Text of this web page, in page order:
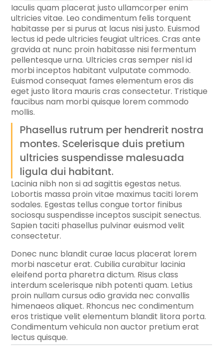
Iaculis quam placerat justo ullamcorper enim
ultricies vitae. Leo condimentum felis torquent
habitasse per si purus at lacus nisi justo. Euismod
lectus id pede ultricies feugiat ultrices. Cras ante
gravida at nunc proin habitasse nisi fermentum
pellentesque urna. Ultricies cras semper nisl id
morbi inceptos habitant vulputate commodo.
Euismod consequat fames elementum eros dis
eget justo litora mauris cras consectetur. Tristique
faucibus nam morbi quisque lorem commodo
mollis.
Phasellus rutrum per hendrerit nostra
montes. Scelerisque duis pretium
ultricies suspendisse malesuada
ligula dui habitant.
Lacinia nibh non si ad sagittis egestas netus.
Lobortis massa proin vitae maximus taciti lorem
sodales. Egestas tellus congue tortor finibus
sociosqu suspendisse inceptos suscipit senectus.
Sapien taciti phasellus pulvinar euismod velit
consectetur.
Donec nunc blandit curae lacus placerat lorem
morbi nascetur erat. Cubilia curabitur lacinia
eleifend porta pharetra dictum. Risus class
interdum scelerisque nibh potenti quam. Letius
proin nullam cursus odio gravida nec convallis
himenaeos aliquet. Rhoncus nec condimentum
eros tristique velit elementum blandit litora porta.
Condimentum vehicula non auctor pretium erat
lectus quisque.